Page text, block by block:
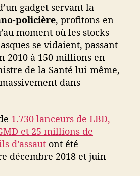
gadget servant la
policière, profitons-en
moment où les stocks
se vidaient, passant
2010 à 150 millions en
de la Santé lui-même,
dans
1.730 lanceurs de LBD,
et 25 millions de
d’assaut ont été
décembre 2018 et juin